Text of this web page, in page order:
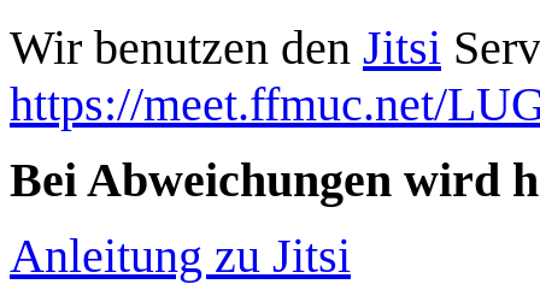
Wir benutzen den Jitsi
https://meet.ffmuc.net/
Bei Abweichungen wird
Anleitung zu Jitsi